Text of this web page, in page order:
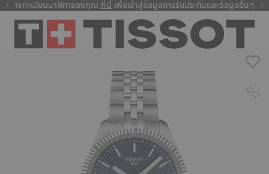
ลงทะเบียนนาฬิกาของคุณ ที่นี่ เพื่อเข้าสู่ข้อมูลการรับประกันและข้อมูลอื่นๆ
ที่นี่